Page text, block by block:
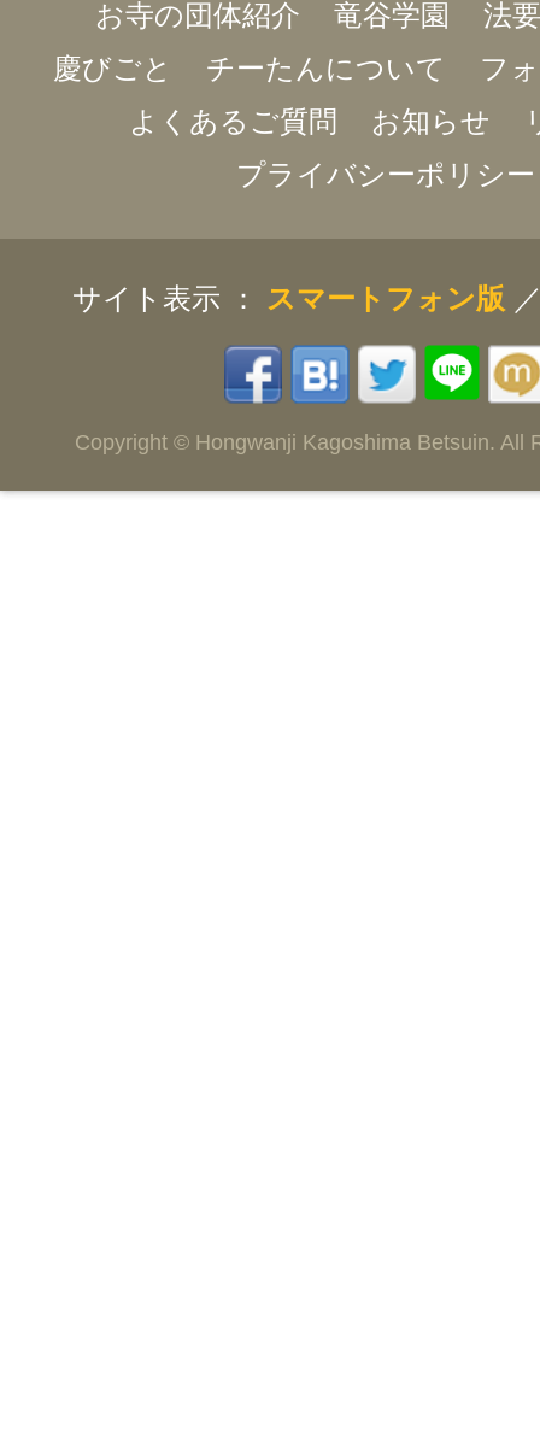
お寺の団体紹介 竜谷学園
法
慶びごと
チーたんについて
フ
よくあるご質問
お知らせ
プライバシーポリシー
サイト表示 ： スマートフォン版
Copyright © Hongwanji Kagoshima Betsuin. All